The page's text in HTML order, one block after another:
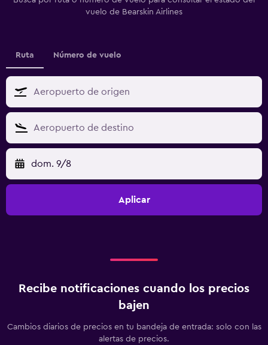
vuelo de Bearskin Airlines
Ruta Número de vuelo
dom. 9/8
Aplicar
Recibe notificaciones cuando los precios
bajen
Cambios diarios de precios en tu bandeja de entrada: solo con las
alertas de precios.